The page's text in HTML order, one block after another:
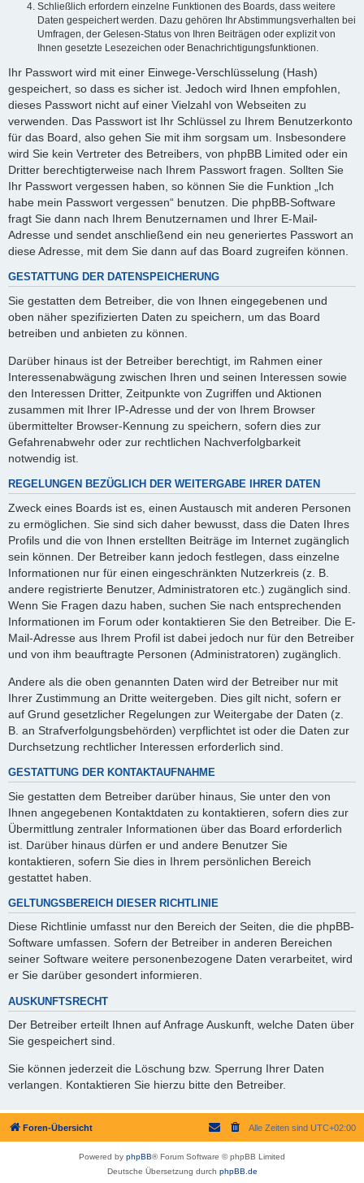
Schließlich erfordern einzelne Funktionen des Boards, dass weitere
Daten gespeichert werden. Dazu gehören Ihr Abstimmungsverhalten bei
Umfragen, der Gelesen-Status von Ihren Beiträgen oder explizit von
Ihnen gesetzte Lesezeichen oder Benachrichtigungsfunktionen.
Ihr Passwort wird mit einer Einwege-Verschlüsselung (Hash)
gespeichert, so dass es sicher ist. Jedoch wird Ihnen empfohlen,
dieses Passwort nicht auf einer Vielzahl von Webseiten zu
verwenden. Das Passwort ist Ihr Schlüssel zu Ihrem Benutzerkonto
für das Board, also gehen Sie mit ihm sorgsam um. Insbesondere
wird Sie kein Vertreter des Betreibers, von phpBB Limited oder ein
Dritter berechtigterweise nach Ihrem Passwort fragen. Sollten Sie
Ihr Passwort vergessen haben, so können Sie die Funktion „Ich
habe mein Passwort vergessen“ benutzen. Die phpBB-Software
fragt Sie dann nach Ihrem Benutzernamen und Ihrer E-Mail-
Adresse und sendet anschließend ein neu generiertes Passwort an
diese Adresse, mit dem Sie dann auf das Board zugreifen können.
GESTATTUNG DER DATENSPEICHERUNG
Sie gestatten dem Betreiber, die von Ihnen eingegebenen und
oben näher spezifizierten Daten zu speichern, um das Board
betreiben und anbieten zu können.
Darüber hinaus ist der Betreiber berechtigt, im Rahmen einer
Interessenabwägung zwischen Ihren und seinen Interessen sowie
den Interessen Dritter, Zeitpunkte von Zugriffen und Aktionen
zusammen mit Ihrer IP-Adresse und der von Ihrem Browser
übermittelter Browser-Kennung zu speichern, sofern dies zur
Gefahrenabwehr oder zur rechtlichen Nachverfolgbarkeit
notwendig ist.
REGELUNGEN BEZÜGLICH DER WEITERGABE IHRER DATEN
Zweck eines Boards ist es, einen Austausch mit anderen Personen
zu ermöglichen. Sie sind sich daher bewusst, dass die Daten Ihres
Profils und die von Ihnen erstellten Beiträge im Internet zugänglich
sein können. Der Betreiber kann jedoch festlegen, dass einzelne
Informationen nur für einen eingeschränkten Nutzerkreis (z. B.
andere registrierte Benutzer, Administratoren etc.) zugänglich sind.
Wenn Sie Fragen dazu haben, suchen Sie nach entsprechenden
Informationen im Forum oder kontaktieren Sie den Betreiber. Die E-
Mail-Adresse aus Ihrem Profil ist dabei jedoch nur für den Betreiber
und von ihm beauftragte Personen (Administratoren) zugänglich.
Andere als die oben genannten Daten wird der Betreiber nur mit
Ihrer Zustimmung an Dritte weitergeben. Dies gilt nicht, sofern er
auf Grund gesetzlicher Regelungen zur Weitergabe der Daten (z.
B. an Strafverfolgungsbehörden) verpflichtet ist oder die Daten zur
Durchsetzung rechtlicher Interessen erforderlich sind.
GESTATTUNG DER KONTAKTAUFNAHME
Sie gestatten dem Betreiber darüber hinaus, Sie unter den von
Ihnen angegebenen Kontaktdaten zu kontaktieren, sofern dies zur
Übermittlung zentraler Informationen über das Board erforderlich
ist. Darüber hinaus dürfen er und andere Benutzer Sie
kontaktieren, sofern Sie dies in Ihrem persönlichen Bereich
gestattet haben.
GELTUNGSBEREICH DIESER RICHTLINIE
Diese Richtlinie umfasst nur den Bereich der Seiten, die die phpBB-
Software umfassen. Sofern der Betreiber in anderen Bereichen
seiner Software weitere personenbezogene Daten verarbeitet, wird
er Sie darüber gesondert informieren.
AUSKUNFTSRECHT
Der Betreiber erteilt Ihnen auf Anfrage Auskunft, welche Daten über
Sie gespeichert sind.
Sie können jederzeit die Löschung bzw. Sperrung Ihrer Daten
verlangen. Kontaktieren Sie hierzu bitte den Betreiber.
Foren-Übersicht Alle Zeiten sind UTC+02:00
Powered by phpBB® Forum Software © phpBB Limited
Deutsche Übersetzung durch phpBB.de